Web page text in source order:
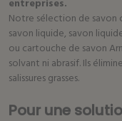
Notre sélection de savon
savon liquide, savon
ou cartouche de savon
solvant ni abrasif. Ils
salissures grasses.
Pour une